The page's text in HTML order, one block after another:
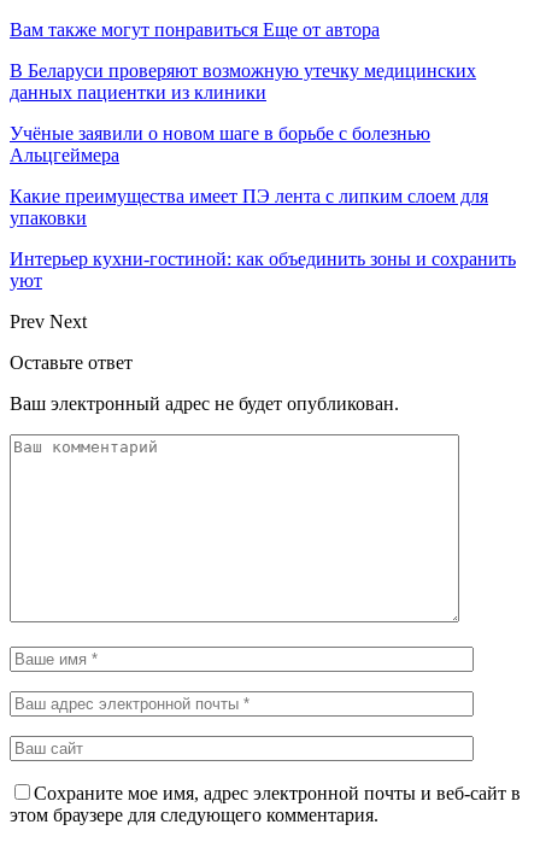
Вам также могут понравиться Еще от автора
В Беларуси проверяют возможную утечку медицинских
данных пациентки из клиники
Учёные заявили о новом шаге в борьбе с болезнью
Альцгеймера
Какие преимущества имеет ПЭ лента с липким слоем для
упаковки
Интерьер кухни-гостиной: как объединить зоны и сохранить
уют
Prev Next
Оставьте ответ
Ваш электронный адрес не будет опубликован.
Сохраните мое имя, адрес электронной почты и веб-сайт в
этом браузере для следующего комментария.